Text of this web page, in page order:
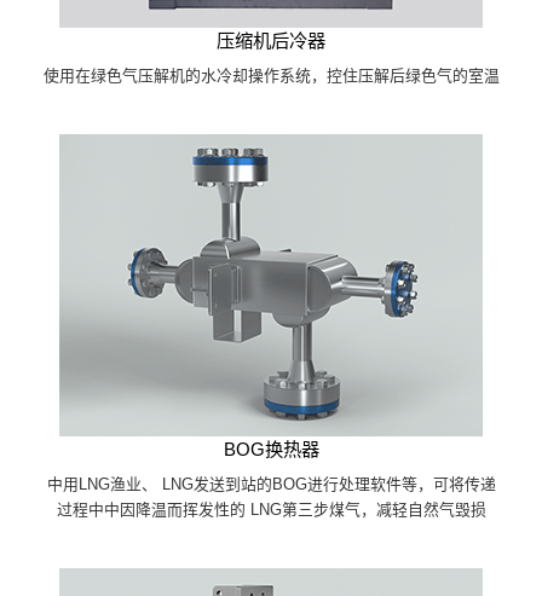
压缩机后冷器
使用在绿色气压解机的水冷却操作系统，控住压解后绿色气的室温
BOG换热器
中用LNG渔业、 LNG发送到站的BOG进行处理软件等，可将传递
过程中中因降温而挥发性的 LNG第三步煤气，减轻自然气毁损